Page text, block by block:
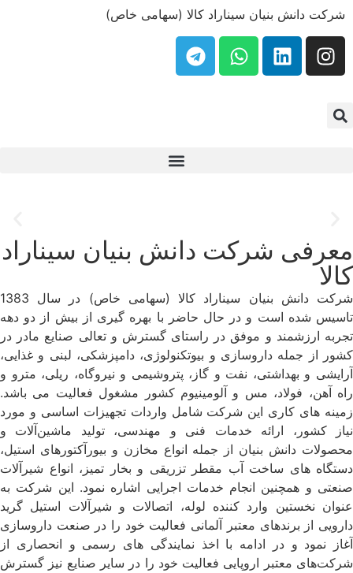
شرکت دانش بنیان سیناراد کالا (سهامی خاص)
معرفی شرکت دانش بنیان سیناراد
کالا
شرکت دانش بنیان سیناراد کالا (سهامی خاص) در سال 1383
تاسیس شده است و در حال حاضر با بهره گیری از بیش از دو دهه
تجربه ارزشمند و موفق در راستای گسترش و تعالی صنایع مادر در
کشور از جمله داروسازی و بیوتکنولوژی، دامپزشکی، لبنی و غذایی،
آرایشی و بهداشتی، نفت و گاز، پتروشیمی و نیروگاه، ریلی، مترو و
راه آهن، فولاد، مس و آلومینیوم کشور مشغول فعالیت می باشد.
زمینه های کاری این شرکت شامل واردات تجهیزات اساسی و مورد
نیاز کشور، ارائه خدمات فنی و مهندسی، تولید ماشین‌آلات و
محصولات دانش بنیان از جمله انواع مخازن و بیورآکتورهای استیل،
دستگاه های ساخت آب مقطر تزریقی و بخار تمیز، انواع شیرآلات
صنعتی و همچنین انجام خدمات اجرایی اشاره نمود. این شرکت به
عنوان نخستین وارد کننده لوله، اتصالات و شیرآلات استیل گرید
دارویی از برندهای معتبر آلمانی فعالیت خود را در صنعت داروسازی
آغاز نمود و در ادامه با اخذ نمایندگی های رسمی و انحصاری از
شرکت‌های معتبر اروپایی فعالیت خود را در سایر صنایع نیز گسترش